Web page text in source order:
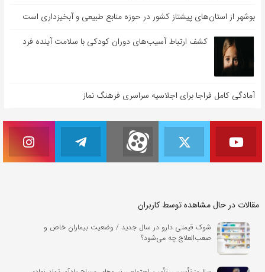
بوشهر از استان‌های پیشتاز کشور در حوزه منابع طبیعی و آبخیزداری است
کشف ارتباط آسیب‌های دوران کودکی با سلامت آینده فرد
آمادگی کامل فراجا برای اجلاسیه سراسری فرهنگ نماز
مقالات در حال مشاهده توسط کاربران
شوک قیمتی دارو در سال جدید / وضعیت بیماران خاص و
صعب‌العلاج چه می‌شود؟